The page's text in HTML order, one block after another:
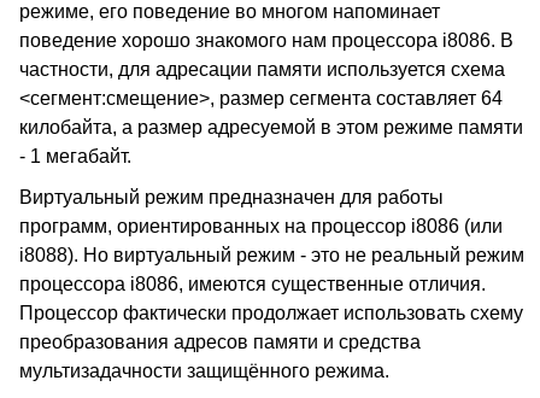
режиме, его поведение во многом напоминает
поведение хорошо знакомого нам процессора i8086. В
частности, для адресации памяти используется схема
<сегмент:смещение>, размер сегмента составляет 64
килобайта, а размер адресуемой в этом режиме памяти
- 1 мегабайт.
Виртуальный режим предназначен для работы
программ, ориентированных на процессор i8086 (или
i8088). Но виртуальный режим - это не реальный режим
процессора i8086, имеются существенные отличия.
Процессор фактически продолжает использовать схему
преобразования адресов памяти и средства
мультизадачности защищённого режима.